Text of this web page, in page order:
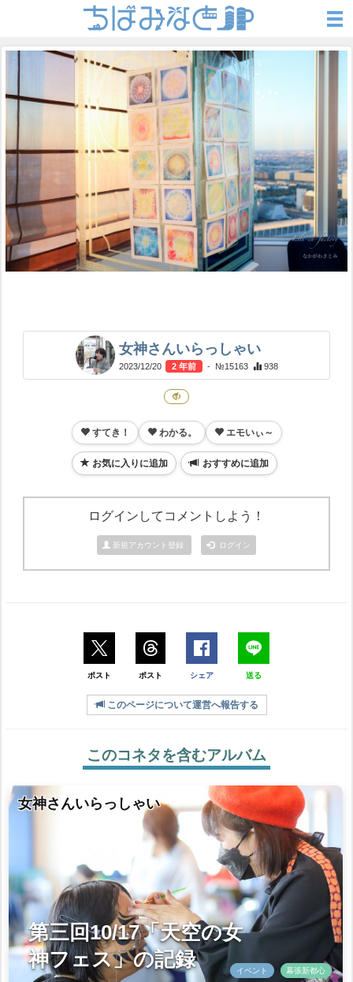
女神さんいらっしゃい
2023/12/20 2 年前 - №15163 938
すてき！ わかる。 エモいぃ～
お気に入りに追加 おすすめに追加
ログインしてコメントしよう！
新規アカウント登録 ログイン
ポスト ポスト シェア 送る
このページについて運営へ報告する
このコネタを含むアルバム
女神さんいらっしゃい
第三回10/17「天空の女
神フェス」の記録
イベント 幕張新都心